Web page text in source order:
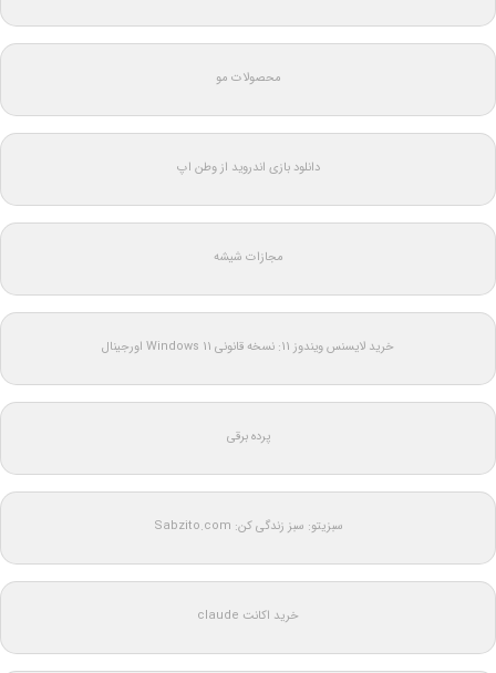
محصولات مو
دانلود بازی اندروید از وطن اپ
مجازات شیشه
خرید لایسنس ویندوز 11: نسخه قانونی Windows 11 اورجینال
پرده برقی
سبزیتو: سبز زندگی کن: Sabzito.com
خرید اکانت claude